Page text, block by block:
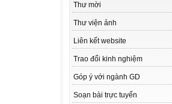
Thư mời
Thư viện ảnh
Liên kết website
Trao đổi kinh nghiệm
Góp ý với ngành GD
Soạn bài trực tuyến